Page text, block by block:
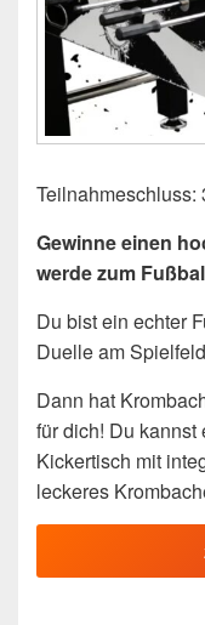
Teilnahmeschluss:
Gewinne einen
werde zum
Du bist ein echter
Duelle am
Dann hat
für dich! Du
Kickertisch mit
leckeres